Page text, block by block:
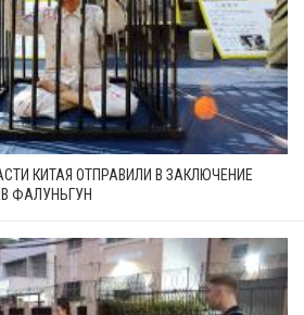
КИТАЯ ОТПРАВИЛИ В ЗАКЛЮЧЕНИЕ
ФАЛУНЬГУН